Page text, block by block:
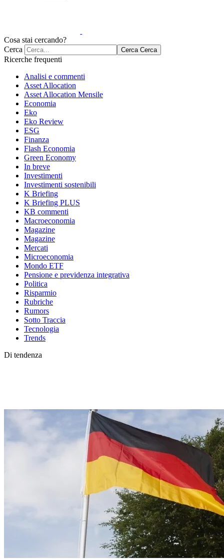
Cosa stai cercando?
Cerca
Cerca Cerca
Ricerche frequenti
Analisi e commenti
Asset Allocation
Asset Allocation Mensile
Economia
Eko
Eko Review
ESG
Finanza
Flash Economia
Green Economy
In breve
Investimenti
Investimenti sostenibili
K Briefing
K Briefing PLUS
KB commenti
Macroeconomia
Magazine
Magazine
Mercati
Microeconomia
Mondo ETF
Pensione e previdenza integrativa
Politica
Risparmio
Rubriche
Rumors
Sotto Traccia
Tecnologia
Trends
Di tendenza